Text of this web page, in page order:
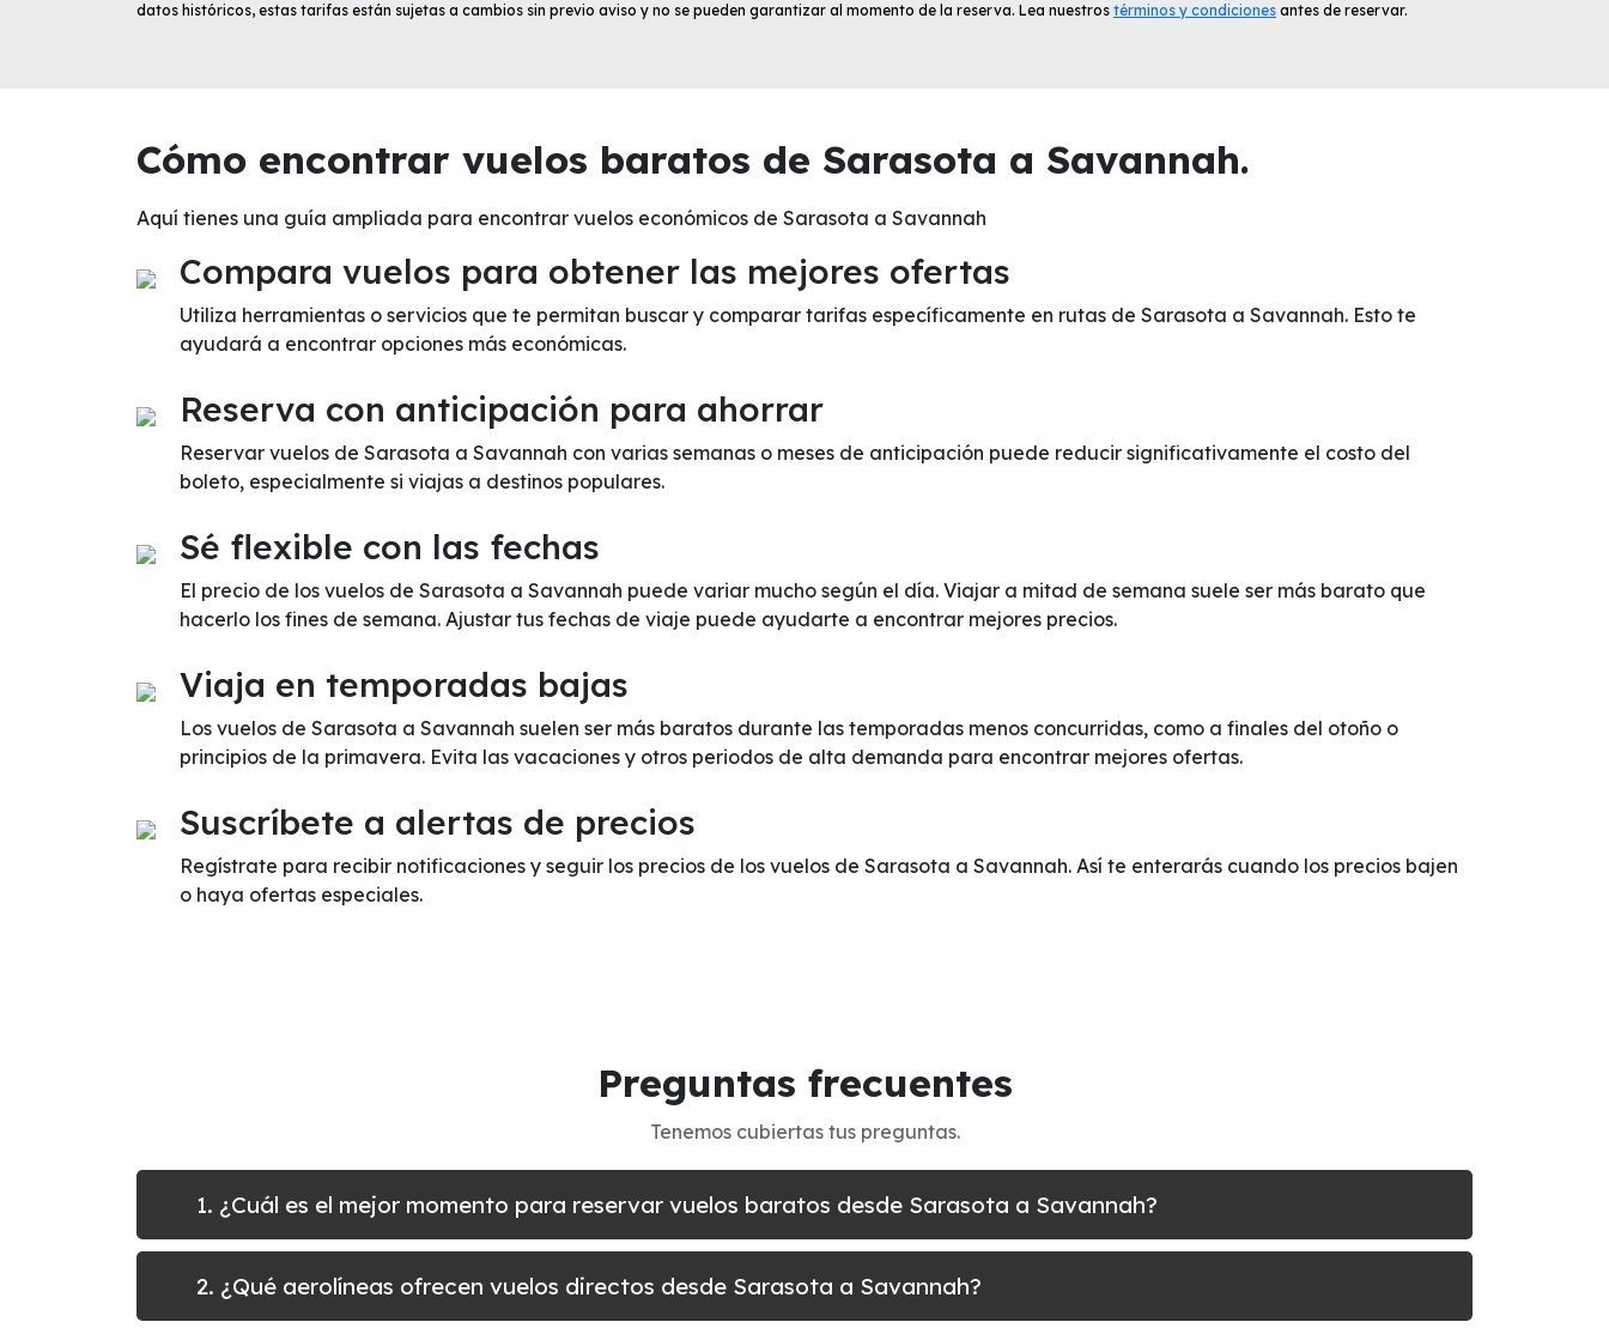
datos históricos, estas tarifas están sujetas a cambios sin previo aviso y no se pueden garantizar al momento de la reserva. Lea nuestros términos y condiciones antes de reservar.
Cómo encontrar vuelos baratos de Sarasota a Savannah.
Aquí tienes una guía ampliada para encontrar vuelos económicos de Sarasota a Savannah
Compara vuelos para obtener las mejores ofertas
Utiliza herramientas o servicios que te permitan buscar y comparar tarifas específicamente en rutas de Sarasota a Savannah. Esto te
ayudará a encontrar opciones más económicas.
Reserva con anticipación para ahorrar
Reservar vuelos de Sarasota a Savannah con varias semanas o meses de anticipación puede reducir significativamente el costo del
boleto, especialmente si viajas a destinos populares.
Sé flexible con las fechas
El precio de los vuelos de Sarasota a Savannah puede variar mucho según el día. Viajar a mitad de semana suele ser más barato que
hacerlo los fines de semana. Ajustar tus fechas de viaje puede ayudarte a encontrar mejores precios.
Viaja en temporadas bajas
Los vuelos de Sarasota a Savannah suelen ser más baratos durante las temporadas menos concurridas, como a finales del otoño o
principios de la primavera. Evita las vacaciones y otros periodos de alta demanda para encontrar mejores ofertas.
Suscríbete a alertas de precios
Regístrate para recibir notificaciones y seguir los precios de los vuelos de Sarasota a Savannah. Así te enterarás cuando los precios bajen
o haya ofertas especiales.
Preguntas frecuentes
Tenemos cubiertas tus preguntas.
1. ¿Cuál es el mejor momento para reservar vuelos baratos desde Sarasota a Savannah?
2. ¿Qué aerolíneas ofrecen vuelos directos desde Sarasota a Savannah?